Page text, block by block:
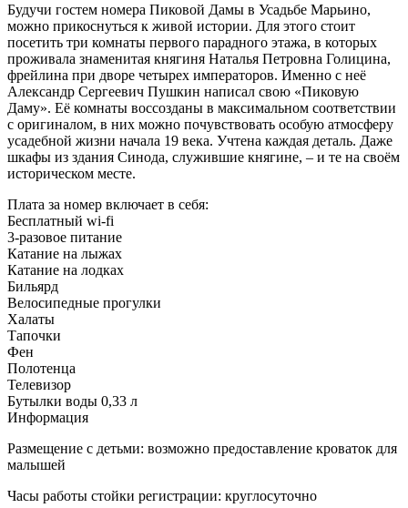
Будучи гостем номера Пиковой Дамы в Усадьбе Марьино,
можно прикоснуться к живой истории. Для этого стоит
посетить три комнаты первого парадного этажа, в которых
проживала знаменитая княгиня Наталья Петровна Голицина,
фрейлина при дворе четырех императоров. Именно с неё
Александр Сергеевич Пушкин написал свою «Пиковую
Даму». Её комнаты воссозданы в максимальном соответствии
с оригиналом, в них можно почувствовать особую атмосферу
усадебной жизни начала 19 века. Учтена каждая деталь. Даже
шкафы из здания Синода, служившие княгине, – и те на своём
историческом месте.
Плата за номер включает в себя:
Бесплатный wi-fi
3-разовое питание
Катание на лыжах
Катание на лодках
Бильярд
Велосипедные прогулки
Халаты
Тапочки
Фен
Полотенца
Телевизор
Бутылки воды 0,33 л
Информация
Размещение с детьми: возможно предоставление кроваток для
малышей
Часы работы стойки регистрации: круглосуточно